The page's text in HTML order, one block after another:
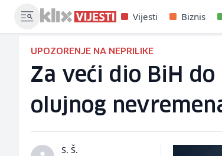
Vijesti Biznis
UPOZORENJE NA NEPRILIKE
Za veći dio BiH
olujnog
S. Š.